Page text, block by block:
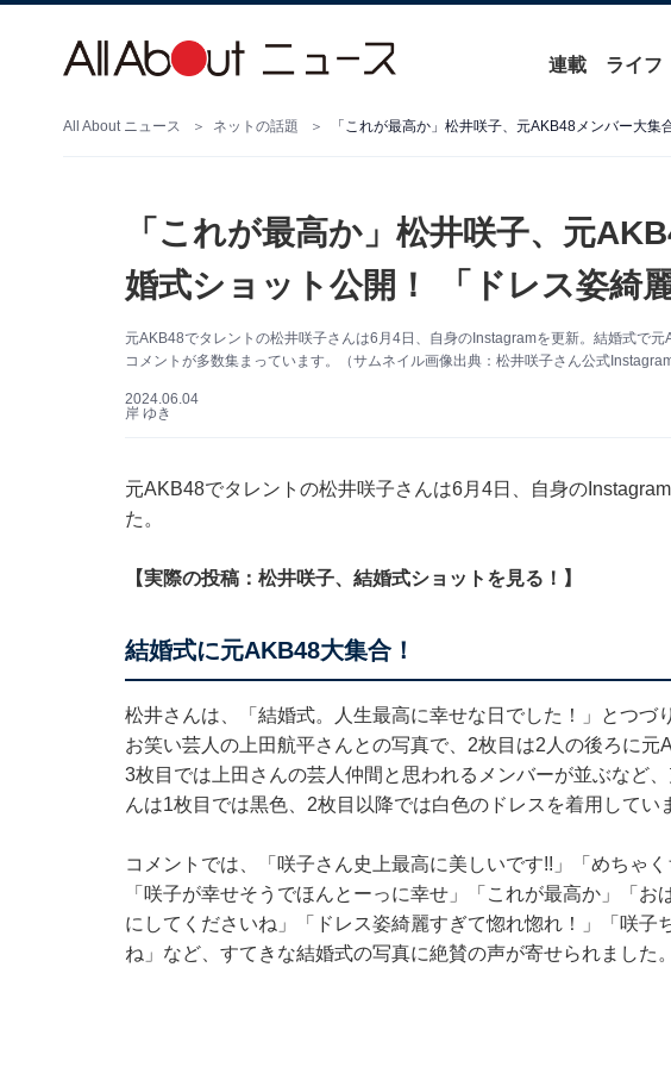
連載 ライフ
All About ニュース ネットの話題 「これが最高か」松井咲子、元AKB48メンバー大集
「これが最高か」松井咲子、元
婚式ショット公開！ 「ドレス姿綺麗
元AKB48でタレントの松井咲子さんは6月4日、自身のInstagramを更新。結婚式で
コメントが多数集まっています。（サムネイル画像出典：松井咲子さん公式Instagram
2024.06.04
岸 ゆき
元AKB48でタレントの松井咲子さんは6月4日、自身の
た。
【実際の投稿：松井咲子、結婚式ショットを見る！】
結婚式に元AKB48大集合！
松井さんは、「結婚式。人生最高に幸せな日でした！」とつづ
お笑い芸人の上田航平さんとの写真で、2枚目は2人の後ろに元
3枚目では上田さんの芸人仲間と思われるメンバーが並ぶなど
んは1枚目では黒色、2枚目以降では白色のドレスを着用してい
コメントでは、「咲子さん史上最高に美しいです!!」「めちゃ
「咲子が幸せそうでほんとーっに幸せ」「これが最高か」「
にしてくださいね」「ドレス姿綺麗すぎて惚れ惚れ！」「咲子
ね」など、すてきな結婚式の写真に絶賛の声が寄せられました。